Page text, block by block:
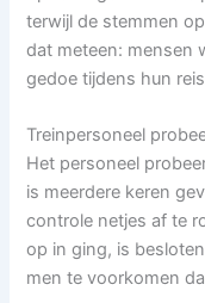
terwijl de stemmen
dat meteen: mensen
gedoe tijdens hun
Treinpersoneel
Het personeel
is meerdere keren
controle netjes af te
op in ging, is
men te voorkomen